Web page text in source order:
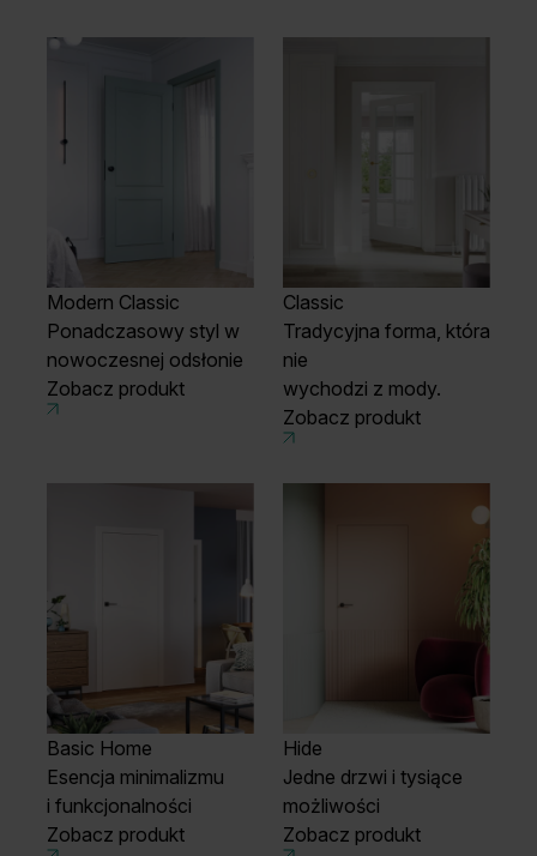
Modern Classic
Ponadczasowy styl w
nowoczesnej odsłonie
Zobacz produkt
Classic
Tradycyjna forma, która
nie
wychodzi z mody.
Zobacz produkt
Basic Home
Esencja minimalizmu
i funkcjonalności
Zobacz produkt
Hide
Jedne drzwi i tysiące
możliwości
Zobacz produkt